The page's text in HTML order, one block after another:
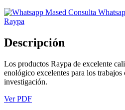
Consulta
Raypa
Descripción
Los productos Raypa de excelente
enológico excelentes para los
investigación.
Ver PDF